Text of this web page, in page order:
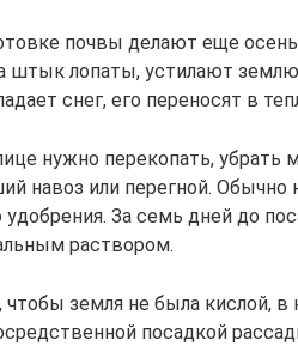
почвы делают еще
штык лопаты, устилают
снег, его переносят в
нужно перекопать, убрать
навоз или перегной. Обычно
удобрения. За семь дней до
раствором.
земля не была кислой, в
посадкой